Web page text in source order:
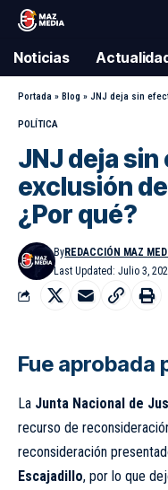
Noticias
Portada » Blog » JNJ deja sin
POLÍTICA
JNJ deja
exclusión
¿Por qué?
Last Updated: Julio 3,
ByREDACCIÓN MAZ
Fue aprobada
La Junta Nacional de
recurso de
reconsideración
Escajadillo, por lo que